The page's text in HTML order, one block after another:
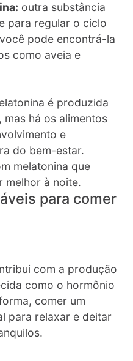
outra substância
para regular o ciclo
pode encontrá-la
como aveia e
é produzida
há os alimentos
e
do bem-estar.
melatonina que
melhor à noite.
para comer
com a produção
como o hormônio
comer um
para relaxar e deitar